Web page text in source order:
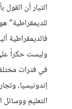
التيار أن
للديمقراطية"
فالديمقراطية
وليست حكراً
في فترات
إندونيسيا،
التعليم